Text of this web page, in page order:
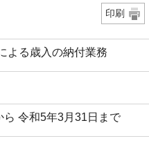
印刷
よる歳入の納付業務
ら 令和5年3月31日まで